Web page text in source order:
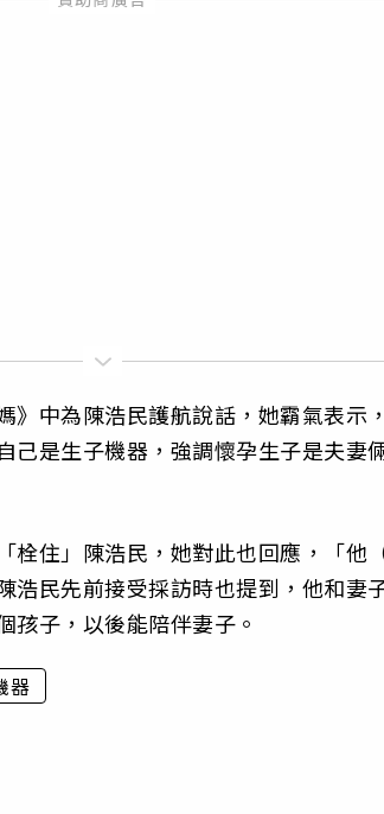
》中為陳浩民護航說話，她霸氣表示
己是生子機器，強調懷孕生子是夫妻
栓住」陳浩民，她對此也回應，「他
浩民先前接受採訪時也提到，他和妻
孩子，以後能陪伴妻子。
器